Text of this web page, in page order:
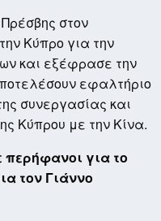
στον
Κύπρο για την
και εξέφρασε την
εφαλτήριο
συνεργασίας και
Κύπρου με την Κίνα.
περήφανοι για το
τον Γιάννο